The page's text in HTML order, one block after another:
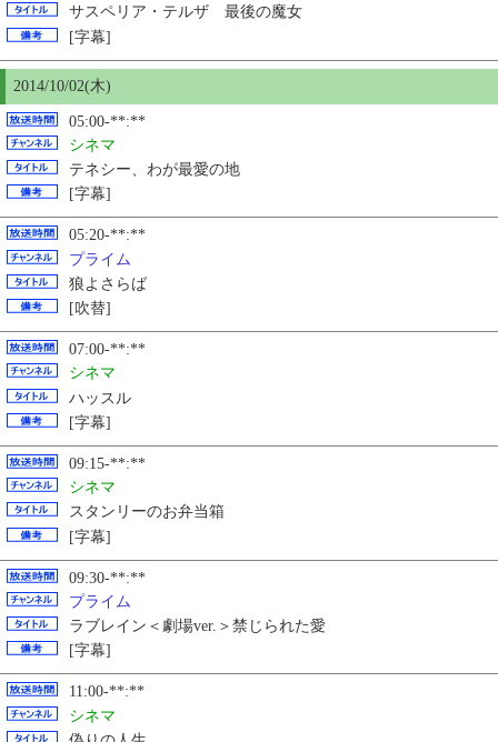
サスペリア・テルザ 最後の魔女
[字幕]
2014/10/02(木)
05:00-**:**
シネマ
テネシー、わが最愛の地
[字幕]
05:20-**:**
プライム
狼よさらば
[吹替]
07:00-**:**
シネマ
ハッスル
[字幕]
09:15-**:**
シネマ
スタンリーのお弁当箱
[字幕]
09:30-**:**
プライム
ラブレイン＜劇場ver.＞禁じられた愛
[字幕]
11:00-**:**
シネマ